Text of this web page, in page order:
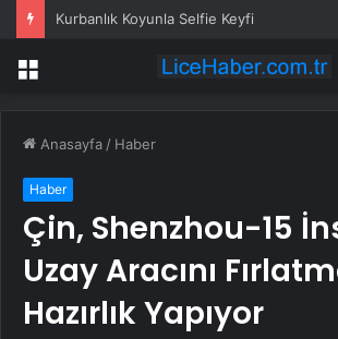
Kurbanlık Koyunla Selfie Keyfi
Menü
Anasayfa / Haber
Haber
Çin, Shenzhou-15
Uzay Aracını
Hazırlık Yapıyor